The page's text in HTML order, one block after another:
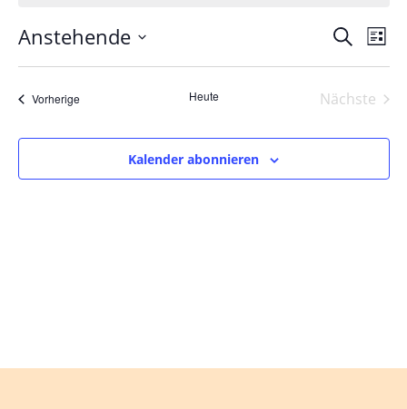
Suche
und
SucheListe
Anstehende
Datum
wählen.
VorherigeVeranstaltungen Heute
Nächste
Kalender abonnieren